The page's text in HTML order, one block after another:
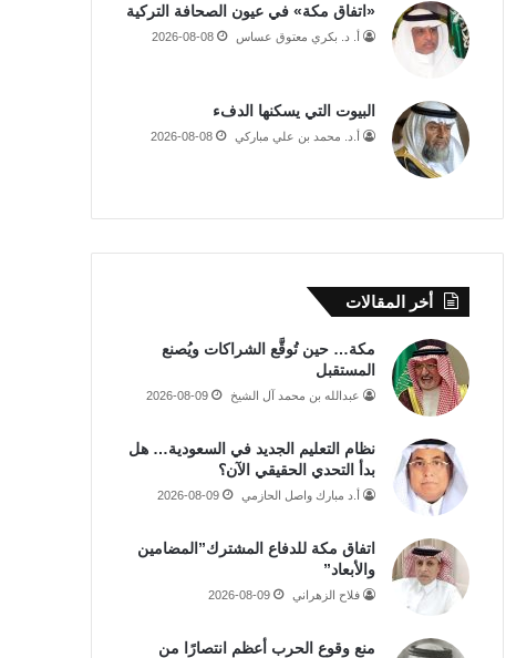
«اتفاق مكة» في عيون الصحافة التركية
أ. د. بكري معتوق عساس 2026-08-08
البيوت التي يسكنها الدفء
أ.د. محمد بن علي مباركي 2026-08-08
أخر المقالات
مكة… حين تُوقَّع الشراكات ويُصنع
المستقبل
عبدالله بن محمد آل الشيخ 2026-08-09
نظام التعليم الجديد في السعودية… هل
بدأ التحدي الحقيقي الآن؟
أ.د مبارك واصل الحازمي 2026-08-09
اتفاق مكة للدفاع المشترك”المضامين
والأبعاد”
فلاح الزهراني 2026-08-09
منع وقوع الحرب أعظم انتصارًا من